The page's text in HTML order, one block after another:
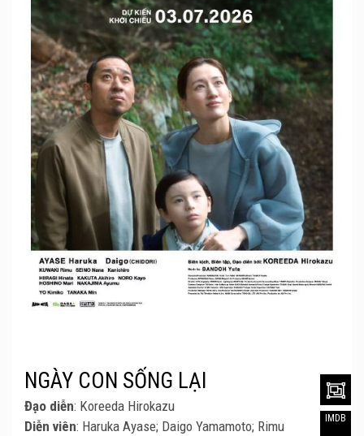
NGÀY CON SỐNG LẠI
Đạo diễn: Koreeda Hirokazu
Diễn viên: Haruka Ayase; Daigo Yamamoto; Rimu
IMDB